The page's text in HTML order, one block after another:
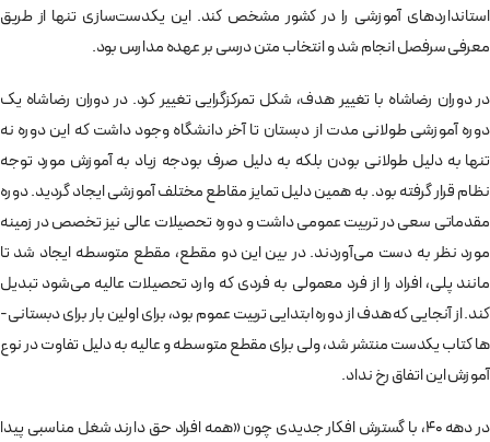
استانداردهای آموزشی را در کشور مشخص کند. این یکدست‌­سازی تنها از طریق
معرفی سرفصل انجام شد و انتخاب متن درسی بر عهده مدارس بود.
در دوران رضاشاه با تغییر هدف، شکل تمرکزگرایی تغییر کرد. در دوران رضاشاه یک
دوره آموزشی طولانی مدت از دبستان تا آخر دانشگاه وجود داشت که این دوره نه
تنها به دلیل طولانی بودن بلکه به دلیل صرف بودجه زیاد به آموزش مورد توجه
نظام قرار گرفته بود. به همین دلیل تمایز مقاطع مختلف آموزشی ایجاد گردید. دوره
مقدماتی سعی در تربیت عمومی داشت و دوره تحصیلات عالی نیز تخصص در زمینه
مورد نظر به دست می‌­آوردند. در بین این دو مقطع، مقطع متوسطه ایجاد شد تا
مانند پلی، افراد را از فرد معمولی به فردی که وارد تحصیلات عالیه می‌­شود تبدیل
کند. از آنجایی که هدف از دوره ابتدایی تربیت عموم بود، برای اولین بار برای دبستانی‌­
ها کتاب یکدست منتشر شد، ولی برای مقطع متوسطه و عالیه به دلیل تفاوت در نوع
آموزش این اتفاق رخ نداد.
در دهه 40، با گسترش افکار جدیدی چون «همه افراد حق دارند شغل مناسبی پیدا